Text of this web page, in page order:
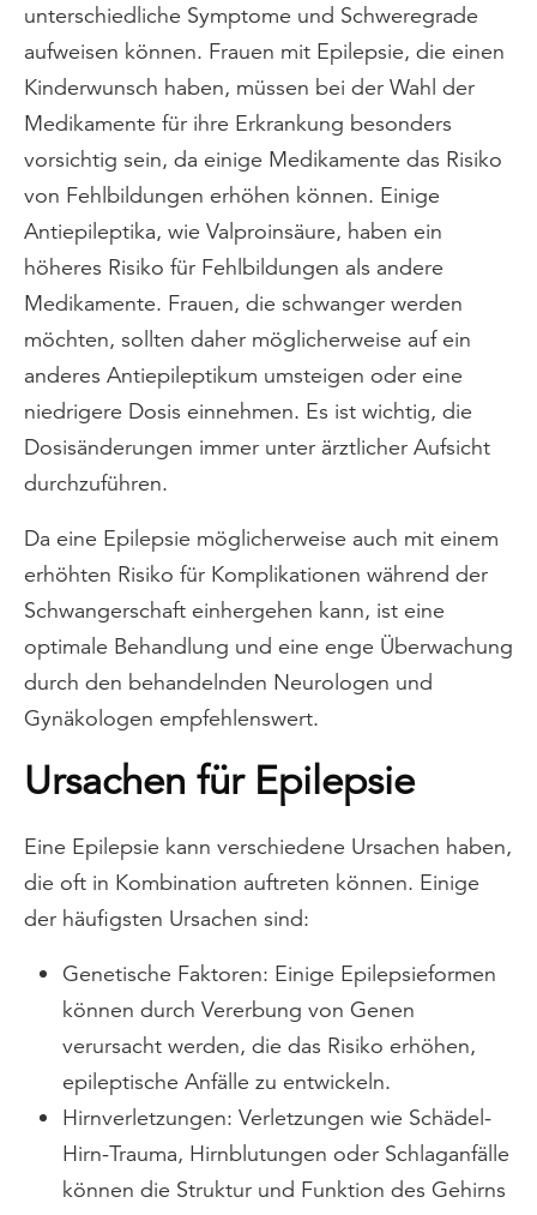
unterschiedliche Symptome und Schweregrade
aufweisen können. Frauen mit Epilepsie, die einen
Kinderwunsch haben, müssen bei der Wahl der
Medikamente für ihre Erkrankung besonders
vorsichtig sein, da einige Medikamente das Risiko
von Fehlbildungen erhöhen können. Einige
Antiepileptika, wie Valproinsäure, haben ein
höheres Risiko für Fehlbildungen als andere
Medikamente. Frauen, die schwanger werden
möchten, sollten daher möglicherweise auf ein
anderes Antiepileptikum umsteigen oder eine
niedrigere Dosis einnehmen. Es ist wichtig, die
Dosisänderungen immer unter ärztlicher Aufsicht
durchzuführen.
Da eine Epilepsie möglicherweise auch mit einem
erhöhten Risiko für Komplikationen während der
Schwangerschaft einhergehen kann, ist eine
optimale Behandlung und eine enge Überwachung
durch den behandelnden Neurologen und
Gynäkologen empfehlenswert.
Ursachen für Epilepsie
Eine Epilepsie kann verschiedene Ursachen haben,
die oft in Kombination auftreten können. Einige
der häufigsten Ursachen sind:
Genetische Faktoren: Einige Epilepsieformen
können durch Vererbung von Genen
verursacht werden, die das Risiko erhöhen,
epileptische Anfälle zu entwickeln.
Hirnverletzungen: Verletzungen wie Schädel-
Hirn-Trauma, Hirnblutungen oder Schlaganfälle
können die Struktur und Funktion des Gehirns